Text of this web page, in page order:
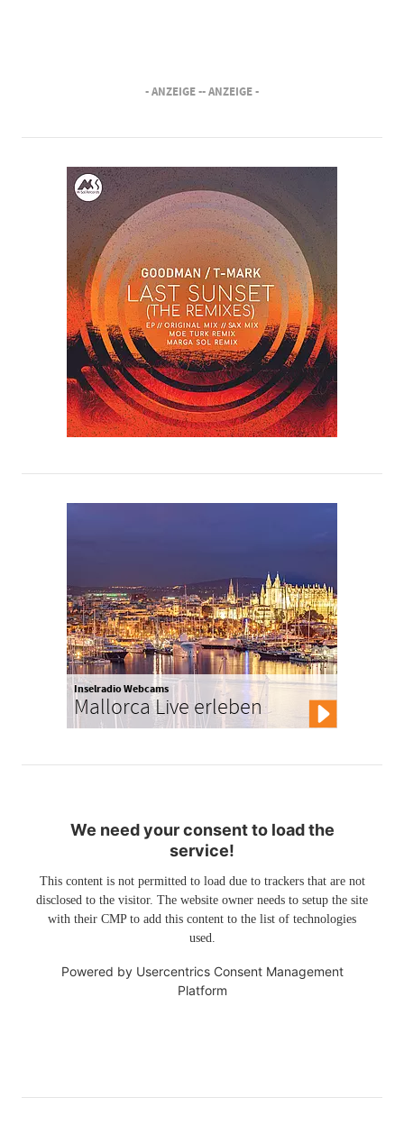
- ANZEIGE -- ANZEIGE -
Inselradio Webcams
Mallorca Live erleben
We need your consent to load the
service!
This content is not permitted to load due to trackers that are not
disclosed to the visitor. The website owner needs to setup the site
with their CMP to add this content to the list of technologies
used.
Powered by Usercentrics Consent Management
Platform